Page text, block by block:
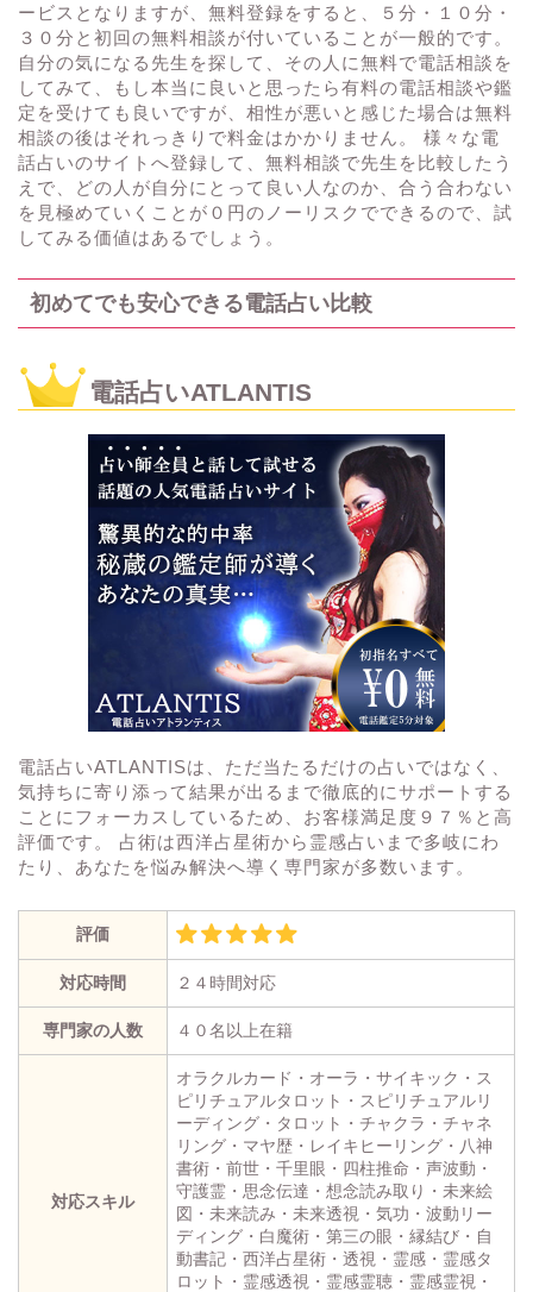
ービスとなりますが、無料登録をすると、５分・１０分・
３０分と初回の無料相談が付いていることが一般的です。
自分の気になる先生を探して、その人に無料で電話相談を
してみて、もし本当に良いと思ったら有料の電話相談や鑑
定を受けても良いですが、相性が悪いと感じた場合は無料
相談の後はそれっきりで料金はかかりません。 様々な電
話占いのサイトへ登録して、無料相談で先生を比較したう
えで、どの人が自分にとって良い人なのか、合う合わない
を見極めていくことが０円のノーリスクでできるので、試
してみる価値はあるでしょう。
初めてでも安心できる電話占い比較
電話占いATLANTIS
電話占いATLANTISは、ただ当たるだけの占いではなく、
気持ちに寄り添って結果が出るまで徹底的にサポートする
ことにフォーカスしているため、お客様満足度９７％と高
評価です。 占術は西洋占星術から霊感占いまで多岐にわ
たり、あなたを悩み解決へ導く専門家が多数います。
評価
対応時間 ２４時間対応
専門家の人数 ４０名以上在籍
対応スキル
オラクルカード・オーラ・サイキック・ス
ピリチュアルタロット・スピリチュアルリ
ーディング・タロット・チャクラ・チャネ
リング・マヤ歴・レイキヒーリング・八神
書術・前世・千里眼・四柱推命・声波動・
守護霊・思念伝達・想念読み取り・未来絵
図・未来読み・未来透視・気功・波動リー
ディング・白魔術・第三の眼・縁結び・自
動書記・西洋占星術・透視・霊感・霊感タ
ロット・霊感透視・霊感霊聴・霊感霊視・